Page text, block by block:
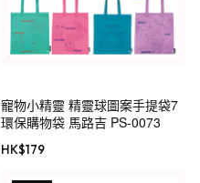
寵物小精靈 精靈球圖案手提袋7
環保購物袋 馬路吉 PS-0073
HK$179